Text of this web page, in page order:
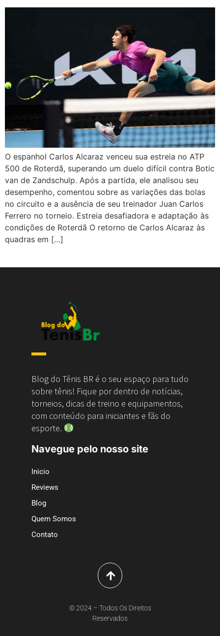
O espanhol Carlos Alcaraz venceu sua estreia no ATP
500 de Roterdã, superando um duelo difícil contra Botic
van de Zandschulp. Após a partida, ele analisou seu
desempenho, comentou sobre as variações das bolas
no circuito e a ausência de seu treinador Juan Carlos
Ferrero no torneio. Estreia desafiadora e adaptação às
condições de Roterdã O retorno de Carlos Alcaraz às
quadras em […]
Blog do Tênis BR é o seu espaço para tudo
sobre tênis! Fique por dentro de notícias,
torneios, dicas de treino e equipamentos,
com conteúdo para iniciantes e fãs do
esporte.
Navegue pelo nosso site
Inicio
Reviews
Blog
Quem Somos
Contato
© 2024 – Todos Os Direitos
Reservados